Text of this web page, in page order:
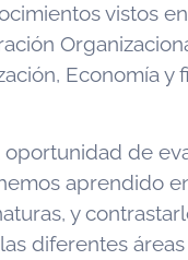
vistos
Economía y
oportunidad de
aprendido
y
diferentes